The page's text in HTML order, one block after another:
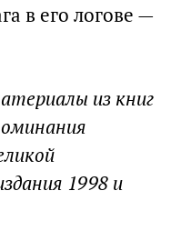
в его логове —
из книг
1998 и